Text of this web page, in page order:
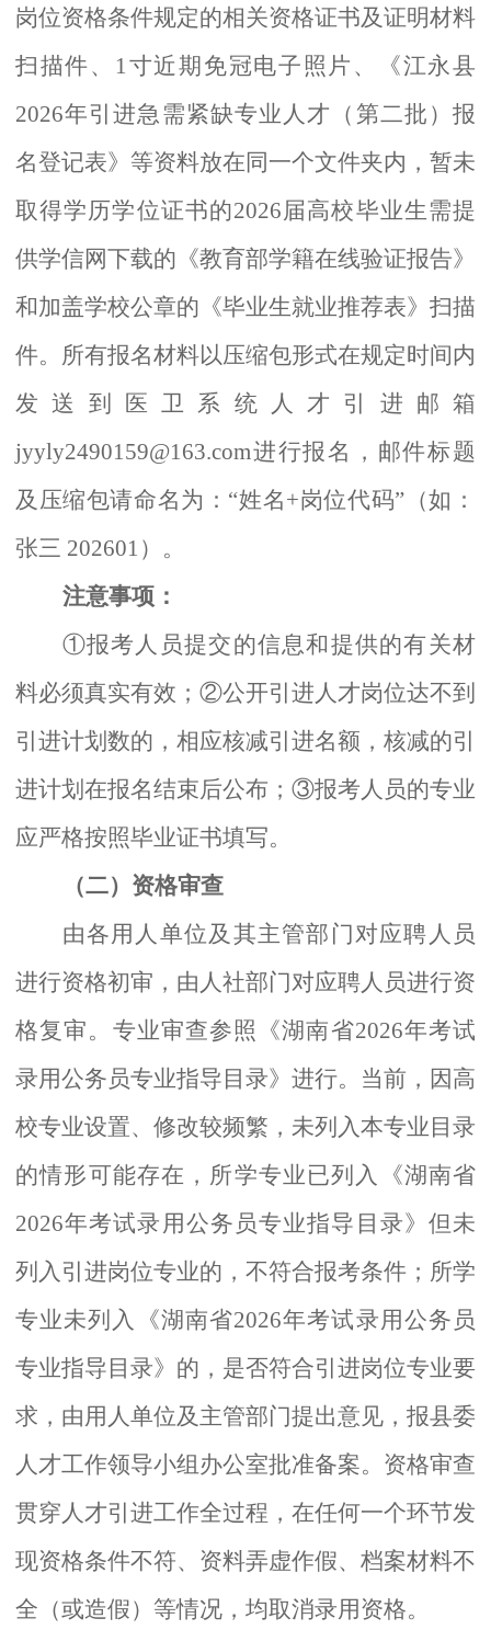
岗位资格条件规定的相关资格证书及证明材料
扫描件、 1寸近期免冠电子照片、《江永县
2026年引进急需紧缺专业人才（第二批）报
名登记表》 等资料放在同一个文件夹内，暂未
取得学历学位证书的2026届高校毕业生需提
供学信网下载的《教育部学籍在线验证报告》
和加盖学校公章的《毕业生就业推荐表》扫描
件。所有报名材料以压缩包形式在规定时间内
发送 到 医卫系统人才引进 邮箱
jyyly2490159@163.com进行报名 ，邮件标题
及压缩包请命名为： “姓名+岗位代码”（如：
张三 202601）。
注意事项：
①报考人员提交的信息和提供的有关材
料必须真实有效；②公开引进人才岗位达不到
引进计划数的，相应核减引进名额， 核减的引
进计划 在报名结束后公布 ； ③报考人员的专业
应严格按照毕业证书填写。
（二）资格审查
由各用人单位 及其主管部门对应聘人员
进行资格初审 ，由人社部门对应聘人员进行资
格复审。 专业审查参照《湖南省2026年考试
录用公务员专业指导目录》进行。当前，因高
校专业设置、修改较频繁，未列入本专业目录
的情形可能存在， 所学专业已列入《湖南省
2026年考试录用公务员专业指导目录》但未
列入引进岗位专业的，不符合报考条件；所学
专业未列入《湖南省2026年考试录用公务员
专业指导目录》的，是否符合引进岗位专业要
求，由用人单位及主管部门提出意见， 报县委
人才工作领导小组办公室批准备案。 资格审查
贯穿人才引进工作全过程，在任何一个环节发
现资格条件不符、资料弄虚作假、档案材料不
全（或造假）等情况，均取消录用资格。